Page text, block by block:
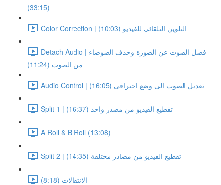
(33:15)
Color Correction | التلوين التلقائي للفيديو (10:03)
Detach Audio | فصل الصوت عن الصورة وحذف الضوضاء
من الصوت (11:24)
Audio Control | تعديل الصوت الى وضع احترافى (16:05)
Split 1 | تقطيع الفيديو من مصدر واحد (16:37)
A Roll & B Roll (13:08)
Split 2 | تقطيع الفيديو من مصادر مختلفة (14:35)
الانتقالات (8:18)